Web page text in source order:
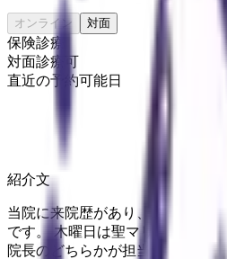
オンライン 対面
保険診療
対面診療可
直近の予約可能日
紹介文
当院に来院歴があり、通院され
です。 木曜日は聖マリアンナ医
院長のどちらかが担当いたします